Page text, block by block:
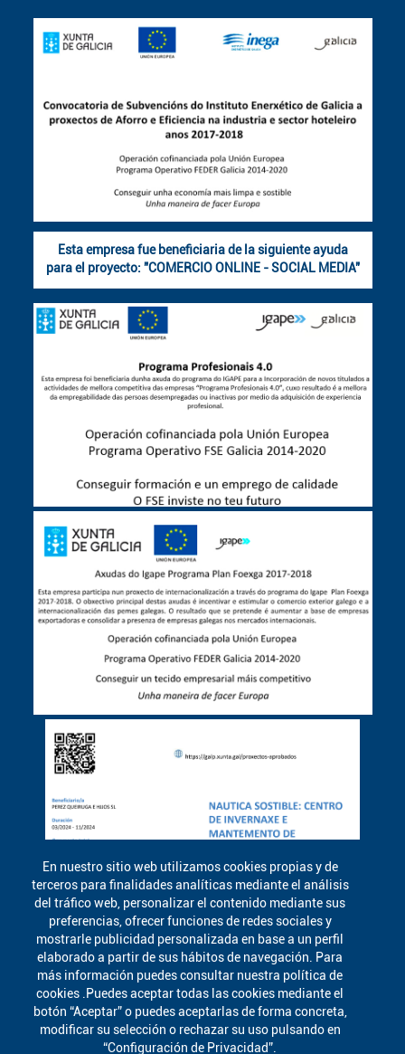
En nuestro sitio web utilizamos cookies propias y de
terceros para finalidades analíticas mediante el análisis
del tráfico web, personalizar el contenido mediante sus
preferencias, ofrecer funciones de redes sociales y
mostrarle publicidad personalizada en base a un perfil
elaborado a partir de sus hábitos de navegación. Para
más información puedes consultar nuestra política de
cookies .Puedes aceptar todas las cookies mediante el
botón “Aceptar” o puedes aceptarlas de forma concreta,
modificar su selección o rechazar su uso pulsando en
“Configuración de Privacidad”.
Esta empresa fue beneficiaria de la siguiente ayuda
para el proyecto: "COMERCIO ONLINE - SOCIAL MEDIA"